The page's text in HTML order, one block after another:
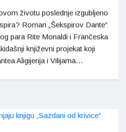
životu poslednje izgubljeno
Roman „Šekspirov Dante“
para Rite Monaldi i Frančeska
književni projekat koji
Aligijerija i Vilijama…